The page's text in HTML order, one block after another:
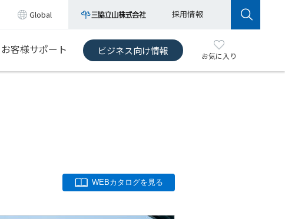
Global 採用情報
お客様サポート ビジネス向け情報 お気に入り
WEBカタログを見る